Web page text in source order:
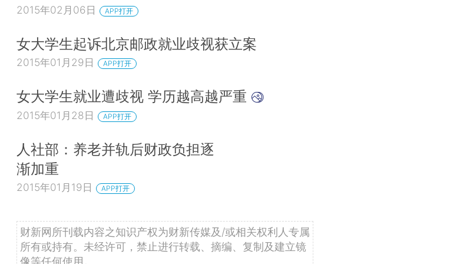
2015年02月06日 APP打开
女大学生起诉北京邮政就业歧视获立案
2015年01月29日 APP打开
女大学生就业遭歧视 学历越高越严重
2015年01月28日 APP打开
人社部：养老并轨后财政负担逐
渐加重
2015年01月19日 APP打开
财新网所刊载内容之知识产权为财新传媒及/或相关权利人专属
所有或持有。未经许可，禁止进行转载、摘编、复制及建立镜
像等任何使用。